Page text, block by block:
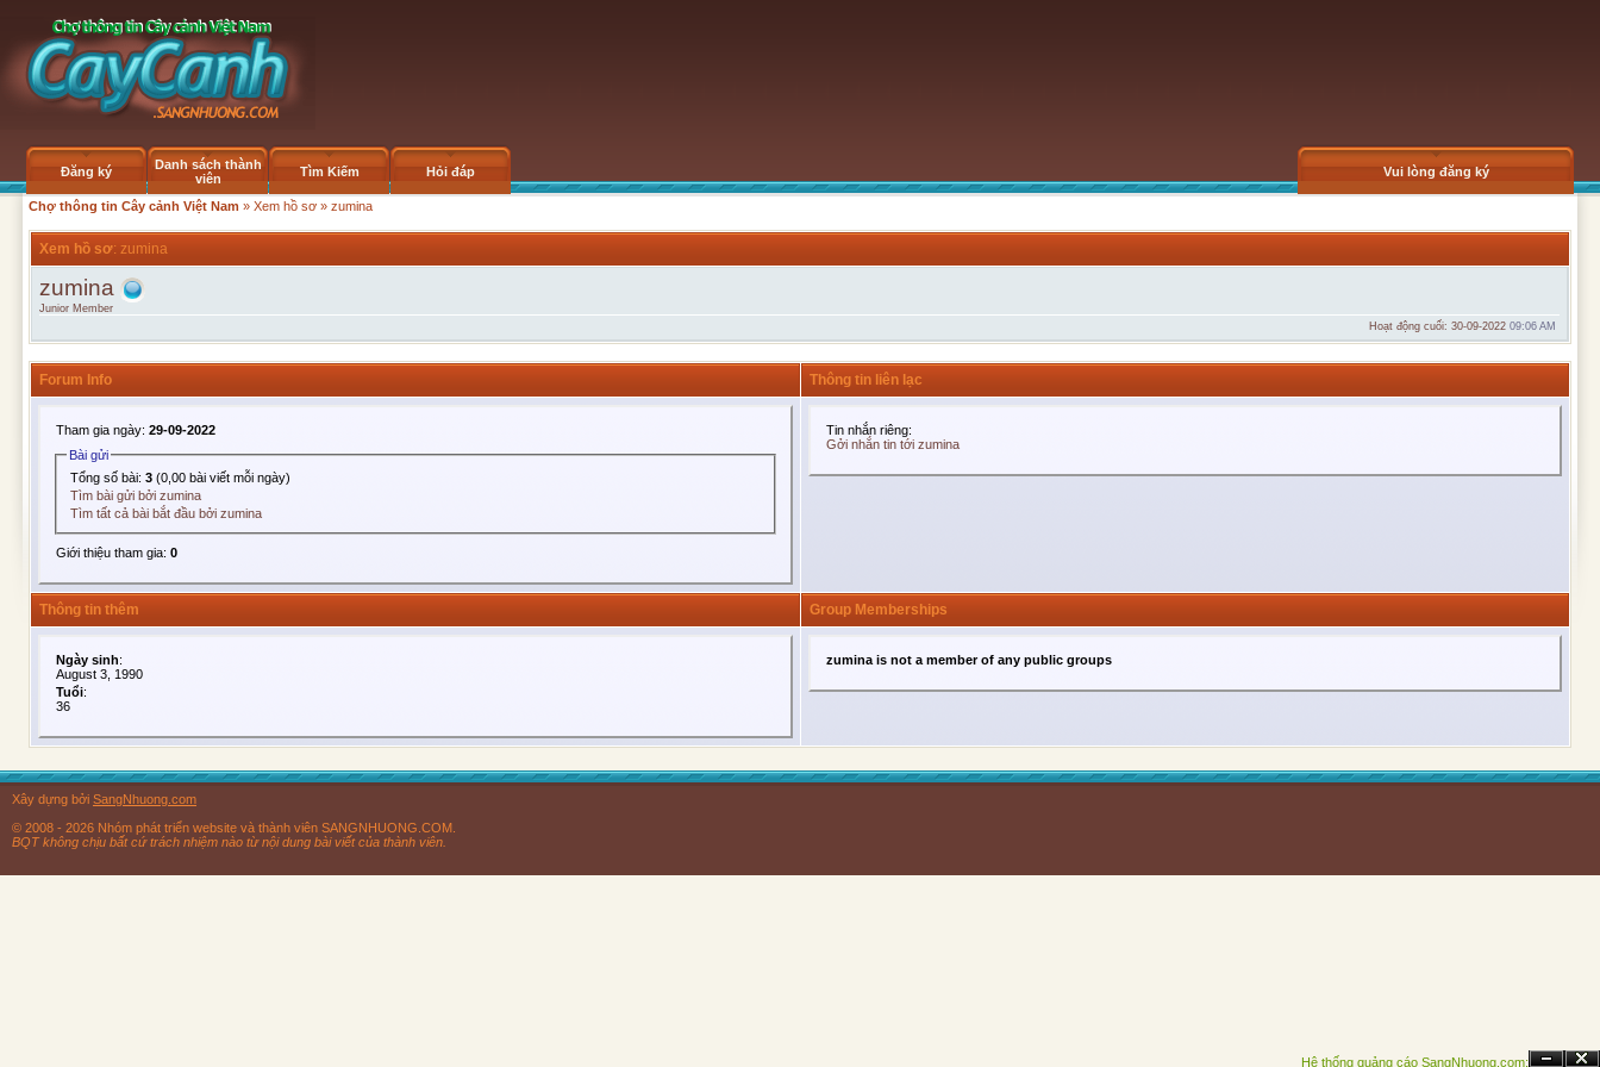
Đăng ký
Danh sách thành
viên
Tìm Kiếm Hỏi đáp Vui lòng đăng ký
Chợ thông tin Cây cảnh Việt Nam » Xem hồ sơ » zumina
Xem hồ sơ: zumina
zumina
Junior Member
Hoạt động cuối: 30-09-2022 09:06 AM
Forum Info Thông tin liên lạc
Tham gia ngày: 29-09-2022
Bài gửi
Tổng số bài:3 (0,00 bài viết mỗi ngày)
Tìm bài gửi bởi zumina
Tìm tất cả bài bắt đầu bởi zumina
Giới thiệu tham gia: 0
Tin nhắn riêng:
Gởi nhắn tin tới zumina
Thông tin thêm Group Memberships
Ngày sinh:
August 3, 1990
Tuổi:
36
zumina is not a member of any public groups
Hệ thống quảng cáo SangNhuong.com;
Xây dựng bởi SangNhuong.com
© 2008 - 2026 Nhóm phát triển website và thành viên SANGNHUONG.COM.
BQT không chịu bất cứ trách nhiệm nào từ nội dung bài viết của thành viên.